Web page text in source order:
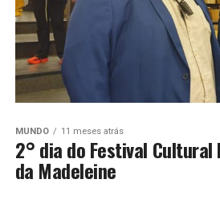
MUNDO 11 meses atrás
2° dia do Festival Cultural
da Madeleine